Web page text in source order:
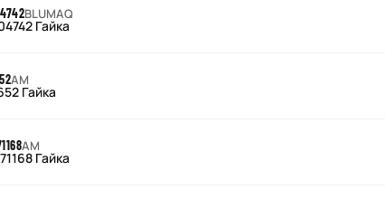
BLUMAQ
Гайка
AM
Гайка
AM
Гайка